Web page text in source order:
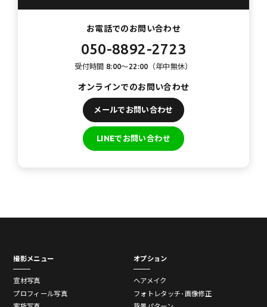
お電話でのお問い合わせ
050-8892-2723
受付時間 8:00〜22:00（年中無休）
オンラインでのお問い合わせ
メールでお問い合わせ
LINEでお問い合わせ
撮影メニュー
宣材写真
プロフィール写真
オプション
ヘアメイク
フォトレタッチ･画像修正